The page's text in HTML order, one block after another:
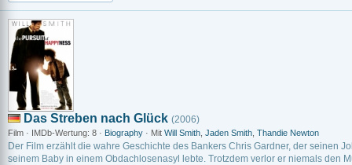
Das Streben nach Glück (2006)
Film · IMDb-Wertung: 8 · Biography · Mit Will Smith Jaden Smith Thandie Newton
Der Film erzählt die wahre Geschichte des Bankers Chris Gardner, der seinen
seinem Baby in einem Obdachlosenasyl lebte. Trotzdem verlor er niemals den